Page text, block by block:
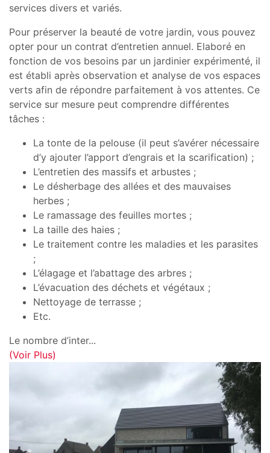
services divers et variés.
Pour préserver la beauté de votre jardin, vous pouvez
opter pour un contrat d’entretien annuel. Elaboré en
fonction de vos besoins par un jardinier expérimenté, il
est établi après observation et analyse de vos espaces
verts afin de répondre parfaitement à vos attentes. Ce
service sur mesure peut comprendre différentes
tâches :
La tonte de la pelouse (il peut s’avérer nécessaire
d’y ajouter l’apport d’engrais et la scarification) ;
L’entretien des massifs et arbustes ;
Le désherbage des allées et des mauvaises
herbes ;
Le ramassage des feuilles mortes ;
La taille des haies ;
Le traitement contre les maladies et les parasites
;
L’élagage et l’abattage des arbres ;
L’évacuation des déchets et végétaux ;
Nettoyage de terrasse ;
Etc.
Le nombre d’inter...
(Voir Plus)